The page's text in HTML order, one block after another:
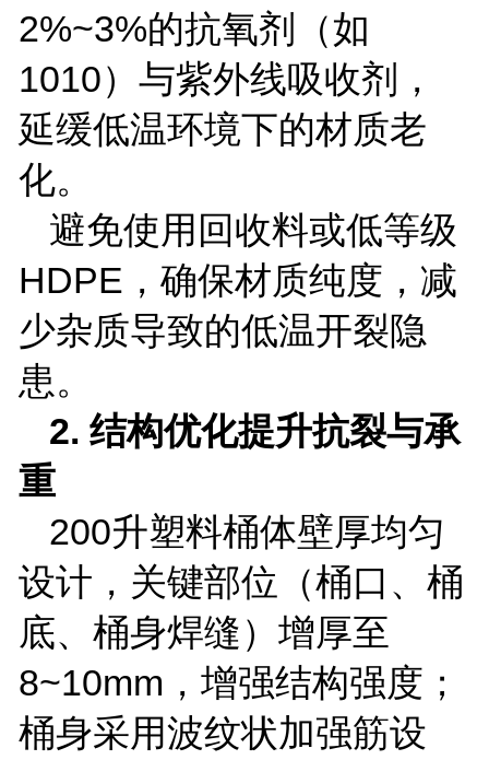
2%~3%的抗氧剂（如
1010）与紫外线吸收剂，
延缓低温环境下的材质老
化。
避免使用回收料或低等级
HDPE ，确保材质纯度，减
少杂质导致的低温开裂隐
患。
2.结构优化提升抗裂与承
重
200升塑料桶体壁厚均匀
设计，关键部位（桶口、桶
底、桶身焊缝）增厚至
8~10mm ，增强结构强度；
桶身采用波纹状加强筋设